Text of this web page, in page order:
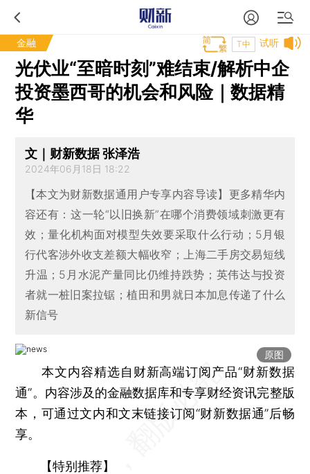
金融 试听
T中
光伏业“至暗时刻”难结束/解析中企
投资墨西哥的机会和风险｜数据精
华
文｜财新数据 张泽浩
2024年06月18日 18:22
【本文为财新数据通用户专享内容导读】更多精华内
容还有：这一轮“以旧换新”在哪个消费领域刺激更有
效；量化机构面对模型失效要采取什么行动；5月银
行代客涉外收支差额大幅收窄；上海二手房交易短线
升温；5月水泥产量同比仍维持跌势；英伟达与投资
者就一桩旧案拉锯；植田和男就日本加息传递了什么
新信号
原图
本文内容精选自财新高端订阅产品“财新数据
通”。内容涉及的金融数据库和专享财经资讯完整版
本，可通过文内和文末链接订阅“财新数据通”后畅
享。
【特别推荐】